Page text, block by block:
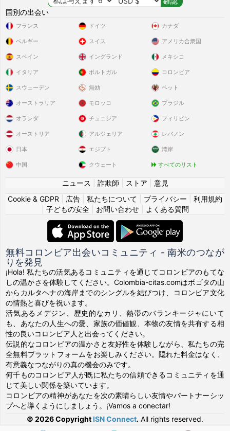
国別の出会い
フランス
ベルギー
スペイン
イタリア
スウェーデン
ドイツ
スイス
イングランド
ポルトガル
無効
カナダ
アメリカ合衆国
メキシコ
コロンビア
ペット
オーストラリア
オランダ
オーストリア
日本
中国
モロッコ
チュニジア
アルジェリア
エジプト
クウェート
ブラジル
フィリピン
レバノン
湾岸
すべてのリスト
ニュース 詐欺師 ストア
意見
Cookie & GDPR
広告 私たちについて プライバシー
利用規約
子どもの安全| お問い合わせ| よくある質問
無料コロンビア出会いコミュニティ - 南米のつなが
りを発見
¡Hola! 私たちの活気あるコミュニティを通じてコロンビアのもてな
しの温かさを体験してください。Colombia-citas.comはボゴタの山
からカルタヘナの海岸までのシングルを結びつけ、コロンビア文化
の情熱と喜びを祝います。
活気あるメデジン、歴史的なカリ、熱帯のバランキージャにいて
も、あなたの人生への愛、家族の価値観、本物の友情を共有する相
性の良いコロンビア人と出会ってください。
伝説的なコロンビアの温かさと友好性を体験しながら、私たちの完
全無料プラットフォームをお楽しみください。隠れた料金はなく、
有意義なつながりの真の機会のみです。
何千ものコロンビア人が既に私たちの信頼できるコミュニティを通
じて美しい関係を築いています。
コロンビアの精神があなたを次の素晴らしい友情やパートナーシッ
プへと導くようにしましょう。¡Vamos a conectar!
© 2026 Copyright ISN Connect. All rights reserved.